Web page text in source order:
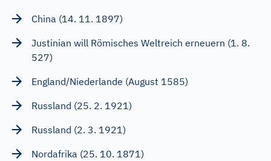
China (14. 11. 1897)
Justinian will Römisches Weltreich erneuern (1. 8.
527)
England/Niederlande (August 1585)
Russland (25. 2. 1921)
Russland (2. 3. 1921)
Nordafrika (25. 10. 1871)